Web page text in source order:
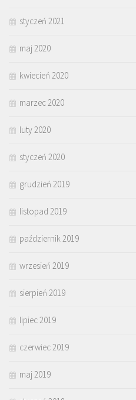
styczeń 2021
maj 2020
kwiecień 2020
marzec 2020
luty 2020
styczeń 2020
grudzień 2019
listopad 2019
październik 2019
wrzesień 2019
sierpień 2019
lipiec 2019
czerwiec 2019
maj 2019